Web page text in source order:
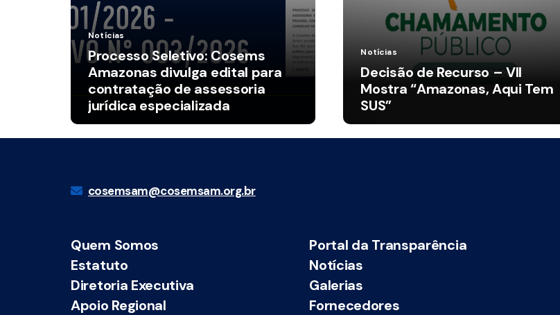
Notícias
Processo Seletivo: Cosems
Amazonas divulga edital para
contratação de assessoria
jurídica especializada
Notícias
Decisão de Recurso – VII
Mostra “Amazonas, Aqui Tem
SUS”
cosemsam@cosemsam.org.br
Quem Somos
Estatuto
Diretoria Executiva
Apoio Regional
Portal da Transparência
Notícias
Galerias
Fornecedores